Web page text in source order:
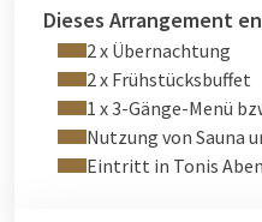
Dieses Arrangement
2 x Übernachtung
2 x Frühstücksbuffet
1 x 3-Gänge-Menü
Nutzung von Sauna
Eintritt in Tonis